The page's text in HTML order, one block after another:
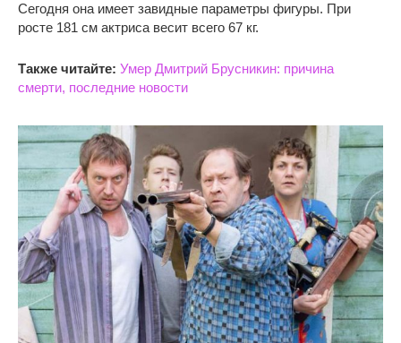
Сегодня она имеет завидные параметры фигуры. При
росте 181 см актриса весит всего 67 кг.
Также читайте: Умер Дмитрий Брусникин: причина
смерти, последние новости